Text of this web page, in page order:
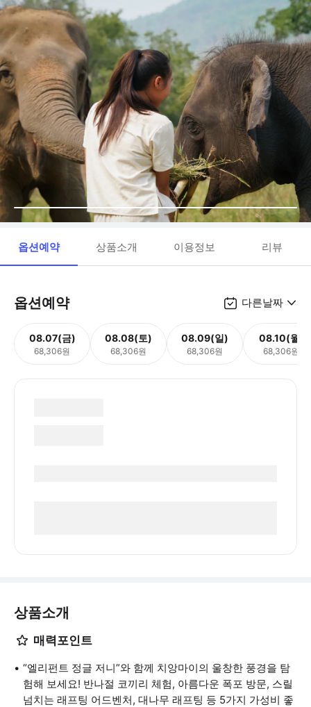
옵션예약 상품소개 이용정보 리뷰
옵션예약 다른날짜
08.07(금)
68,306원
08.08(토)
68,306원
08.09(일)
68,306원
08.10(월)
68,306원
상품소개
매력포인트
“엘리펀트 정글 저니”와 함께 치앙마이의 울창한 풍경을 탐
험해 보세요! 반나절 코끼리 체험, 아름다운 폭포 방문, 스릴
넘치는 래프팅 어드벤처, 대나무 래프팅 등 5가지 가성비 좋